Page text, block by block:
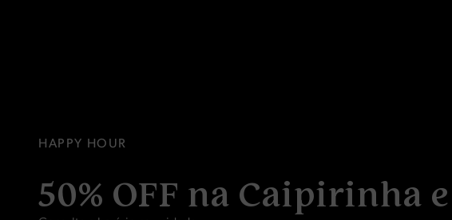
50% OFF na Caipirinha e
Consulte o horário na unidade
Almoce com a gente
O café é por nossa
* Promoção válida das 11h às 14h